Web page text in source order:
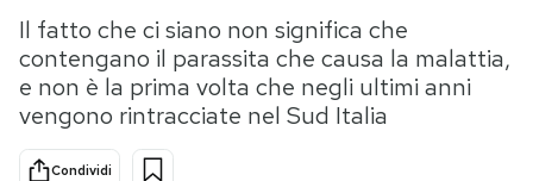
Scienza
Cultura
Economia
Sport
Media
Europa
Altrecose
Il fatto che ci siano non significa che
contengano il parassita che causa la malattia,
e non è la prima volta che negli ultimi anni
vengono rintracciate nel Sud Italia
Condividi